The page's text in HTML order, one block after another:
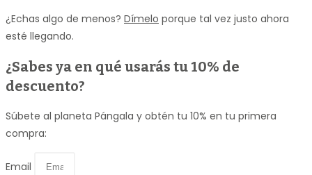
¿Echas algo de menos? Dímelo porque tal vez justo ahora
esté llegando.
¿Sabes ya en qué usarás tu 10% de
descuento?
Súbete al planeta Pángala y obtén tu 10% en tu primera
compra:
Email